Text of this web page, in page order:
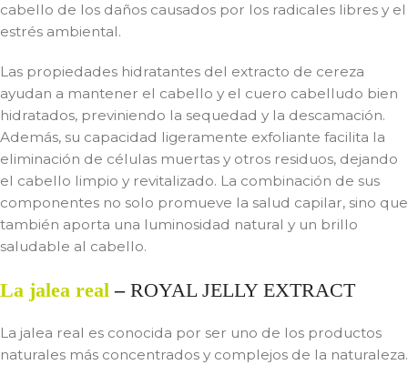
cabello de los daños causados por los radicales libres y el
estrés ambiental.
Las propiedades hidratantes del extracto de cereza
ayudan a mantener el cabello y el cuero cabelludo bien
hidratados, previniendo la sequedad y la descamación.
Además, su capacidad ligeramente exfoliante facilita la
eliminación de células muertas y otros residuos, dejando
el cabello limpio y revitalizado. La combinación de sus
componentes no solo promueve la salud capilar, sino que
también aporta una luminosidad natural y un brillo
saludable al cabello.
La jalea real – ROYAL JELLY EXTRACT
La jalea real es conocida por ser uno de los productos
naturales más concentrados y complejos de la naturaleza.